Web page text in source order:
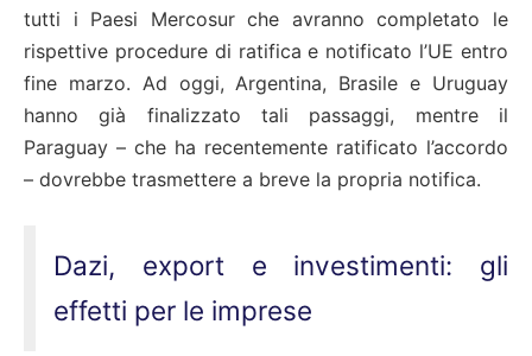
tutti i Paesi Mercosur che avranno completato le
rispettive procedure di ratifica e notificato l’UE entro
fine marzo. Ad oggi, Argentina, Brasile e Uruguay
hanno già finalizzato tali passaggi, mentre il
Paraguay – che ha recentemente ratificato l’accordo
– dovrebbe trasmettere a breve la propria notifica.
Dazi, export e investimenti: gli
effetti per le imprese